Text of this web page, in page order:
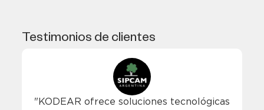
Testimonios de clientes
"KODEAR ofrece soluciones tecnológicas